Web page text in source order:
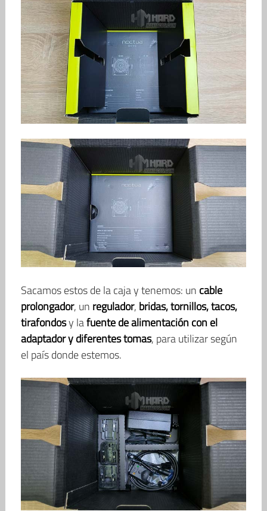
Sacamos estos de la caja y tenemos: un cable
prolongador, un regulador, bridas, tornillos, tacos,
tirafondosy lafuente de alimentación con el
adaptador y diferentes tomas, para utilizar según
el país donde estemos.